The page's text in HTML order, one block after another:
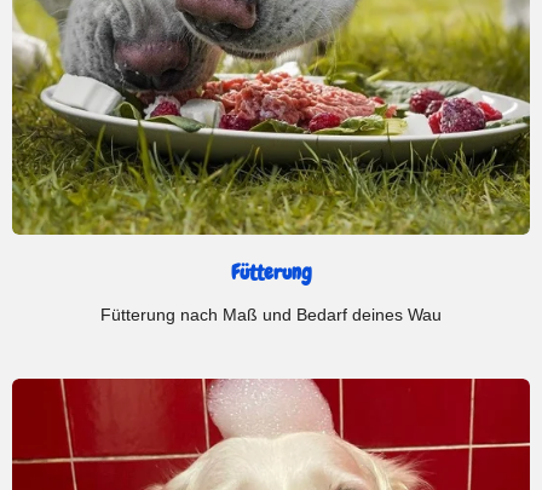
Fütterung
Fütterung nach Maß und Bedarf deines Wau